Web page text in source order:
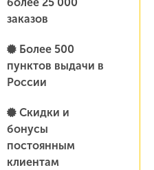
заказов
Более 500
пунктов выдачи в
России
Скидки и
бонусы
постоянным
клиентам